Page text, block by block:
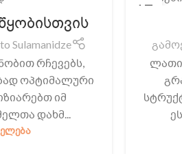
Sulamanidze
რჩევებს,
ოპტიმალური
იმ
დახმ...
17